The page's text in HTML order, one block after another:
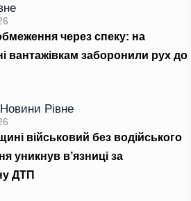
через спеку: на
вантажівкам заборонили рух до
Новини Рівне
військовий без водійського
уникнув в’язниці за
ДТП